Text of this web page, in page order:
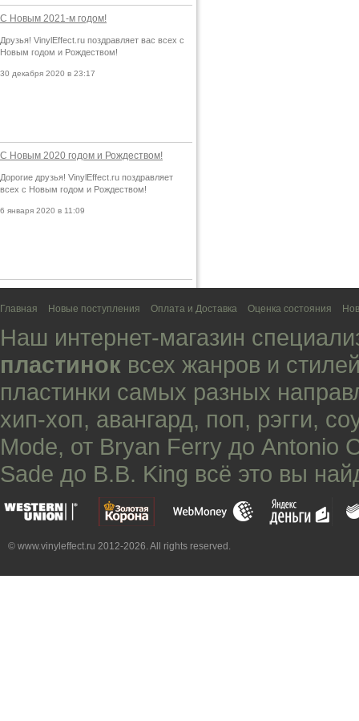
С Новым 2021-м годом!
Друзья! VinylEffect.ru поздравляет вас всех с
Новым годом и Рождеством!
30 декабря 2020 в 23:17
С Новым 2020 годом и Рождеством!
Дорогие друзья! VinylEffect.ru поздравляет
всех с Новым годом и Рождеством!
6 января 2020 в 11:09
Главная Новые поступления Оплата и Доставка Оценка состояния
Наш интернет-магазин
пластинок всех жанров и
пластинки самых разных
хип-хоп, авангард, поп, рэгги,
Mode, от Bryan Ferry до Antonio
Sade до B.B. King всё это вы
© www.vinyleffect.ru 2012-2026. All rights reserved.